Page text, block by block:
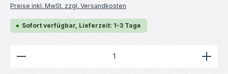
Preise inkl. MwSt. zzgl. Versandkosten
Sofort verfügbar, Lieferzeit: 1-3 Tage
Produkt Anzahl: Gib den gewünschten Wert ein